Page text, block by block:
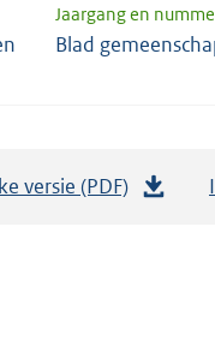
Jaargang en
Blad
versie (PDF)